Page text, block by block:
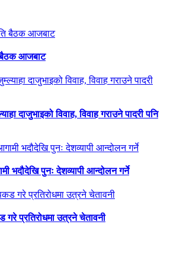
बैठक आजबाट
दाजुभाइको विवाह, विवाह गराउने पादरी पनि
भदौदेखि पुनः देशव्यापी आन्दोलन गर्ने
गरे प्रतिरोधमा उत्रने चेतावनी